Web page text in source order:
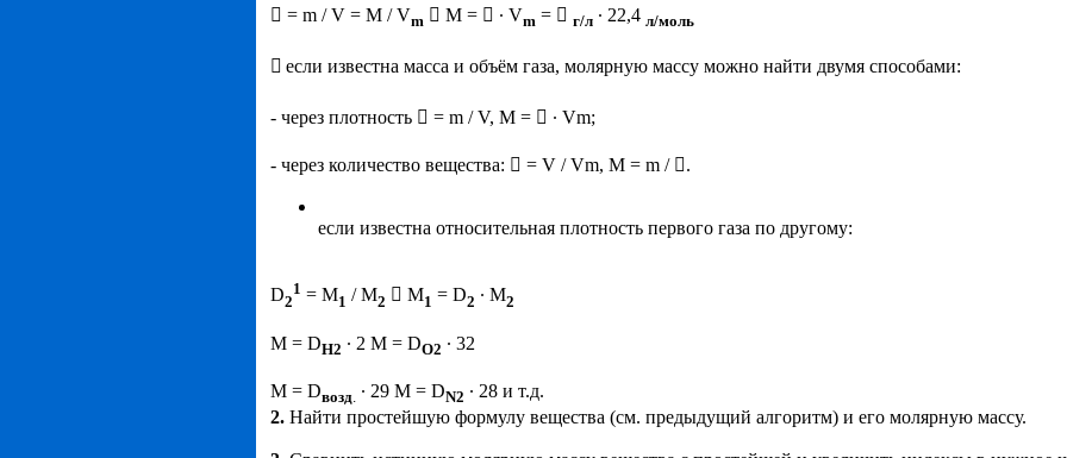
 = m / V = M / Vm  M =  ∙ Vm =  г/л ∙ 22,4 л/моль
 если известна масса и объём газа, молярную массу можно найти двумя способами:
- через плотность  = m / V, M =  ∙ Vm;
- через количество вещества:  = V / Vm, M = m / .
если известна относительная плотность первого газа по другому:
D2
1 = M1 / M2  M1 = D2 ∙ M2
M = DH2 ∙ 2 M = DO2 ∙ 32
M = Dвозд. ∙ 29 M = DN2 ∙ 28 и т.д.
2. Найти простейшую формулу вещества (см. предыдущий алгоритм) и его молярную массу.